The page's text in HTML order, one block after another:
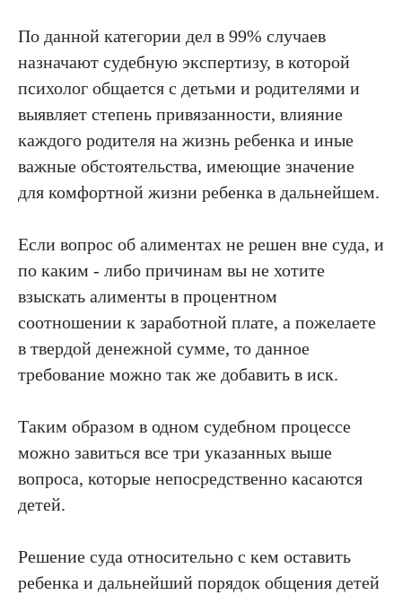
По данной категории дел в 99% случаев
назначают судебную экспертизу, в которой
психолог общается с детьми и родителями и
выявляет степень привязанности, влияние
каждого родителя на жизнь ребенка и иные
важные обстоятельства, имеющие значение
для комфортной жизни ребенка в дальнейшем.
Если вопрос об алиментах не решен вне суда, и
по каким - либо причинам вы не хотите
взыскать алименты в процентном
соотношении к заработной плате, а пожелаете
в твердой денежной сумме, то данное
требование можно так же добавить в иск.
Таким образом в одном судебном процессе
можно завиться все три указанных выше
вопроса, которые непосредственно касаются
детей.
Решение суда относительно с кем оставить
ребенка и дальнейший порядок общения детей